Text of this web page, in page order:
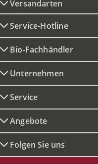
Versandarten
Service-Hotline
Bio-Fachhändler
Unternehmen
Service
Angebote
Folgen Sie uns